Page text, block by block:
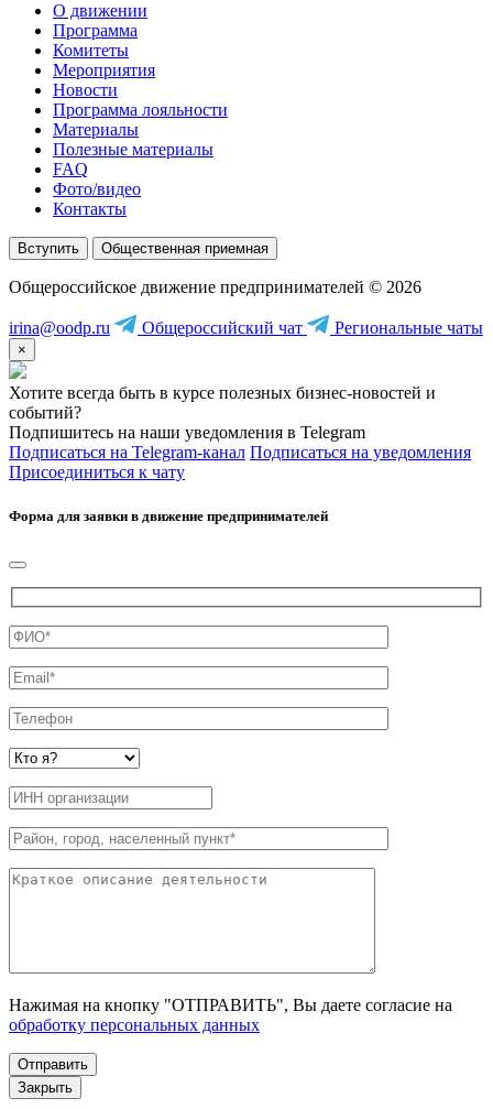
О движении
Программа
Комитеты
Мероприятия
Новости
Программа лояльности
Материалы
Полезные материалы
FAQ
Фото/видео
Контакты
Вступить Общественная приемная
Общероссийское движение предпринимателей © 2026
irina@oodp.ru Общероссийский чат Региональные чаты
×
Хотите всегда быть в курсе полезных бизнес-новостей и
событий?
Подпишитесь на наши уведомления в Telegram
Подписаться на Telegram-канал Подписаться на уведомления
Присоединиться к чату
Форма для заявки в движение предпринимателей
Нажимая на кнопку "ОТПРАВИТЬ", Вы даете согласие на
обработку персональных данных
Закрыть